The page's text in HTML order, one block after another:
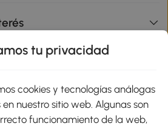
tu privacidad
cookies y tecnologías análogas
nuestro sitio web. Algunas son
funcionamiento de la web,